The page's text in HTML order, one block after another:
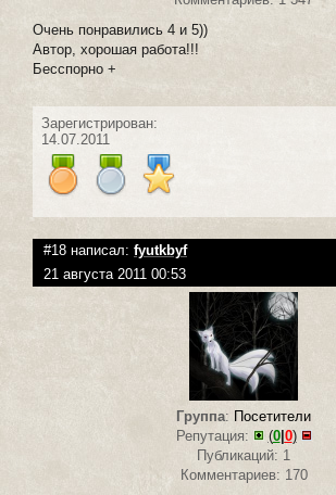
Очень понравились 4 и 5))
Автор, хорошая работа!!!
Бесспорно +
Зарегистрирован:
14.07.2011
#18 написал: fyutkbyf
21 августа 2011 00:53
Группа: Посетители
Репутация:
(0| 0)
Публикаций: 1
Комментариев: 170